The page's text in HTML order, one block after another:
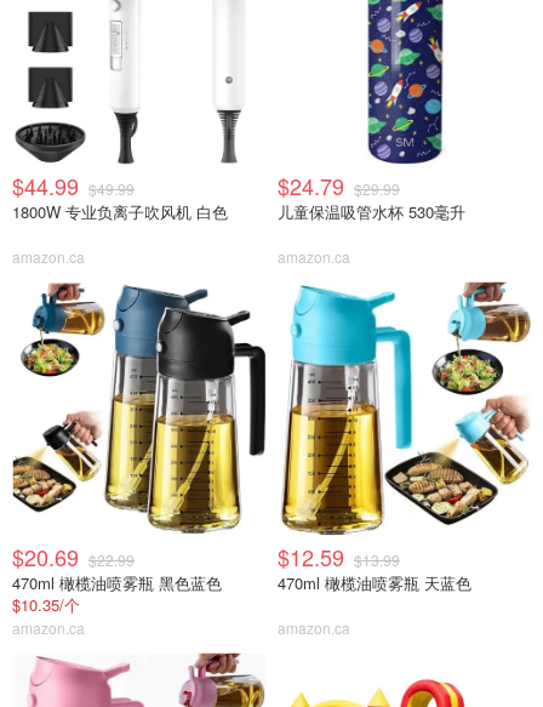
$44.99 $49.99
1800W 专业负离子吹风机 白色
amazon.ca
$24.79 $29.99
儿童保温吸管水杯 530毫升
amazon.ca
$20.69 $22.99
470ml 橄榄油喷雾瓶 黑色蓝色
$10.35/个
amazon.ca
$12.59 $13.99
470ml 橄榄油喷雾瓶 天蓝色
amazon.ca